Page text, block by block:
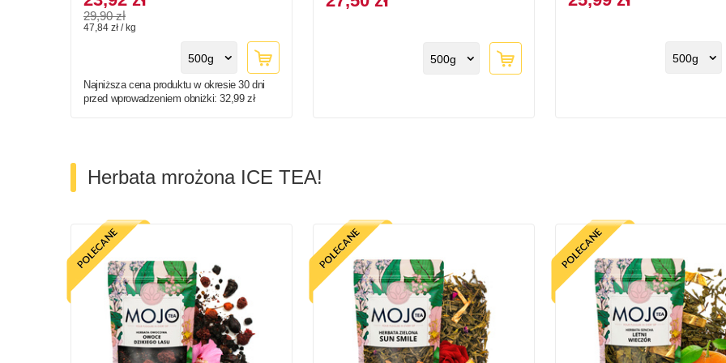
29,90 zł
47,84 zł / kg
500g
Najniższa cena produktu w okresie 30 dni
przed wprowadzeniem obniżki:32,99 zł
500g 500g
Herbata mrożona ICE TEA!